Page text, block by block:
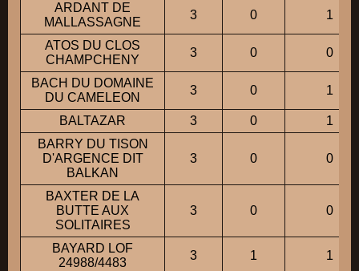
ARDANT DE
MALLASSAGNE
3 0 1
ATOS DU CLOS
CHAMPCHENY
3 0 0
BACH DU DOMAINE
DU CAMELEON
3 0 1
BALTAZAR 3 0
1
BARRY DU TISON
D'ARGENCE DIT
BALKAN
3 0 0
BAXTER DE LA
BUTTE AUX
SOLITAIRES
3 0 0
BAYARD LOF
24988/4483
3 1 1